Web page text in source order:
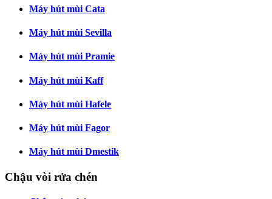
Máy hút mùi Cata
Máy hút mùi Sevilla
Máy hút mùi Pramie
Máy hút mùi Kaff
Máy hút mùi Hafele
Máy hút mùi Fagor
Máy hút mùi Dmestik
Chậu vòi rửa chén